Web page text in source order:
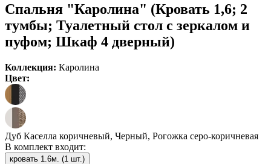
Спальня "Каролина" (Кровать 1,6; 2
тумбы; Туалетный стол с зеркалом и
пуфом; Шкаф 4 дверный)
Коллекция: Каролина
Цвет:
Дуб Каселла коричневый, Черный, Рогожка серо-коричневая
В комплект входит:
кровать 1.6м. (1 шт.)